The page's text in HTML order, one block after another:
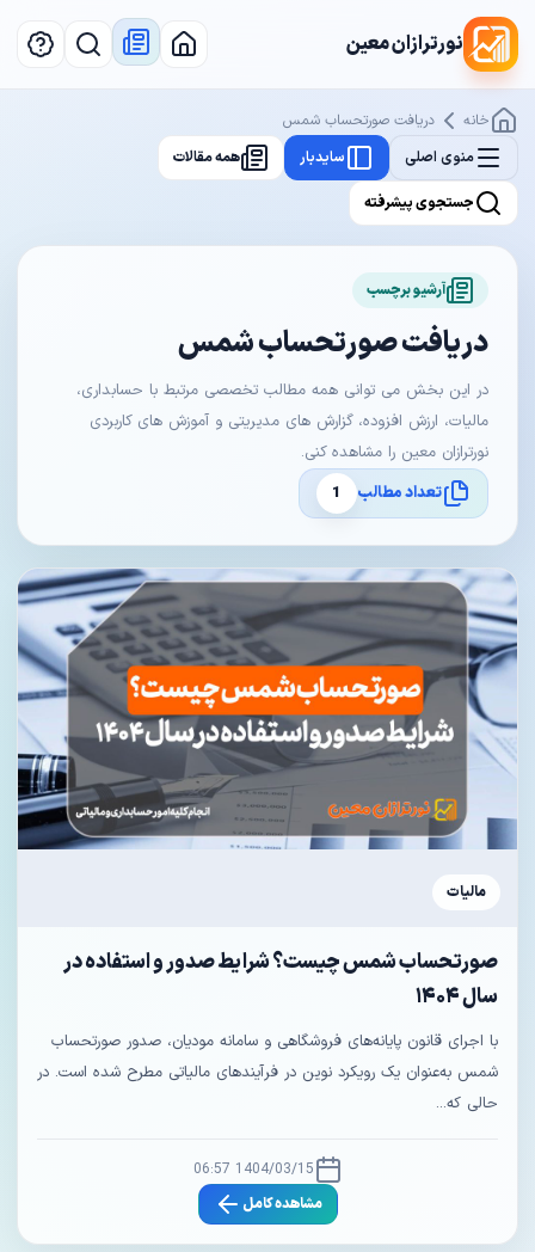
نورترازان معین
خانه
دریافت صورتحساب شمس
منوی اصلی
سایدبار همه مقالات
جستجوی پیشرفته
آرشیو برچسب
دریافت صورتحساب شمس
در این بخش می توانی همه مطالب تخصصی مرتبط با حسابداری،
مالیات، ارزش افزوده، گزارش های مدیریتی و آموزش های کاربردی
نورترازان معین را مشاهده کنی.
تعداد مطالب
1
مالیات
صورتحساب شمس چیست؟ شرایط صدور و استفاده در
سال ۱۴۰۴
با اجرای قانون پایانه‌های فروشگاهی و سامانه مودیان، صدور صورتحساب
شمس به‌عنوان یک رویکرد نوین در فرآیندهای مالیاتی مطرح شده است. در
حالی که...
1404/03/15 06:57
مشاهده کامل